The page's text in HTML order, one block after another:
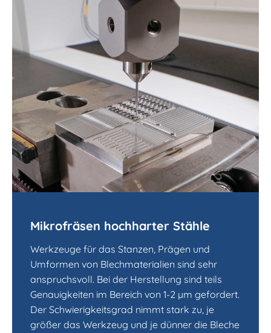
Mikrofräsen hochharter Stähle
Werkzeuge für das Stanzen, Prägen und
Umformen von Blechmaterialien sind sehr
anspruchsvoll. Bei der Herstellung sind teils
Genauigkeiten im Bereich von 1-2 µm gefordert.
Der Schwierigkeitsgrad nimmt stark zu, je
größer das Werkzeug und je dünner die Bleche